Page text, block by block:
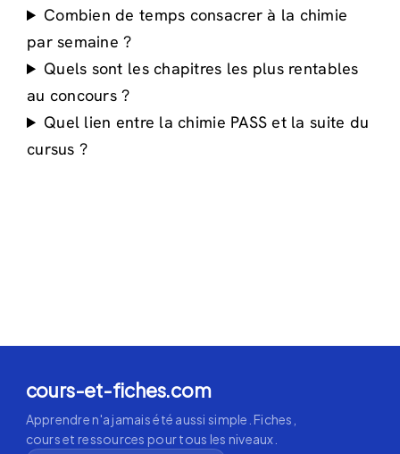
Combien de temps consacrer à la chimie
par semaine ?
Quels sont les chapitres les plus rentables
au concours ?
Quel lien entre la chimie PASS et la suite du
cursus ?
cours-et-fiches.com
Apprendre n'a jamais été aussi simple. Fiches,
cours et ressources pour tous les niveaux.